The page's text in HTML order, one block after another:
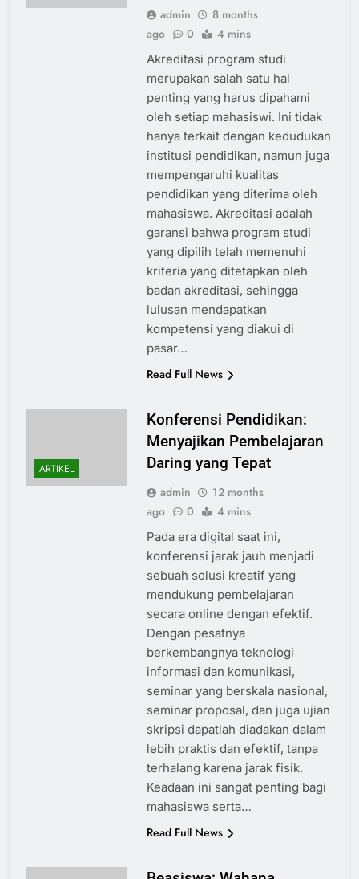
admin
8 months
ago
0 4 mins
Akreditasi program studi
merupakan salah satu hal
penting yang harus dipahami
oleh setiap mahasiswi. Ini tidak
hanya terkait dengan kedudukan
institusi pendidikan, namun juga
mempengaruhi kualitas
pendidikan yang diterima oleh
mahasiswa. Akreditasi adalah
garansi bahwa program studi
yang dipilih telah memenuhi
kriteria yang ditetapkan oleh
badan akreditasi, sehingga
lulusan mendapatkan
kompetensi yang diakui di
pasar…
Read Full News
ARTIKEL
Konferensi Pendidikan:
Menyajikan Pembelajaran
Daring yang Tepat
admin
12 months
ago
0 4 mins
Pada era digital saat ini,
konferensi jarak jauh menjadi
sebuah solusi kreatif yang
mendukung pembelajaran
secara online dengan efektif.
Dengan pesatnya
berkembangnya teknologi
informasi dan komunikasi,
seminar yang berskala nasional,
seminar proposal, dan juga ujian
skripsi dapatlah diadakan dalam
lebih praktis dan efektif, tanpa
terhalang karena jarak fisik.
Keadaan ini sangat penting bagi
mahasiswa serta…
Read Full News